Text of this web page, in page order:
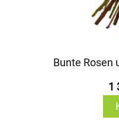
Bunte Rosen
1